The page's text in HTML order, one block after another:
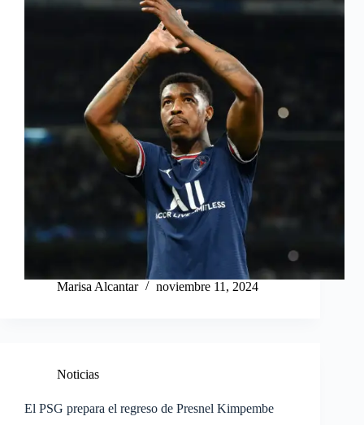
Marisa Alcantar noviembre 11, 2024
Noticias
El PSG prepara el regreso de Presnel Kimpembe